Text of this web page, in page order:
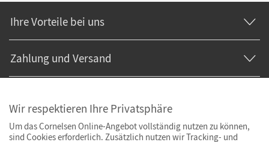
Ihre Vorteile bei uns
Zahlung und Versand
Wir respektieren Ihre Privatsphäre
Um das Cornelsen Online-Angebot vollständig nutzen zu können,
sind Cookies erforderlich. Zusätzlich nutzen wir Tracking- und